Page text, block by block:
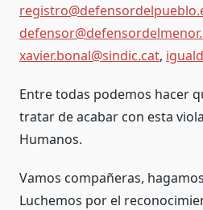
xavier.bonal@sindic.cat,
Entre todas podemos hacer
tratar de acabar con esta
Humanos.
Vamos compañeras,
Luchemos por el